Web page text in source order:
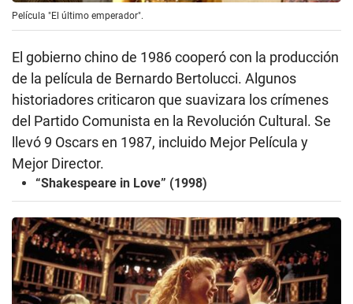
Película "El último emperador".
El gobierno chino de 1986 cooperó con la producción
de la película de Bernardo Bertolucci. Algunos
historiadores criticaron que suavizara los crímenes
del Partido Comunista en la Revolución Cultural. Se
llevó 9 Oscars en 1987, incluido Mejor Película y
Mejor Director.
“Shakespeare in Love” (1998)